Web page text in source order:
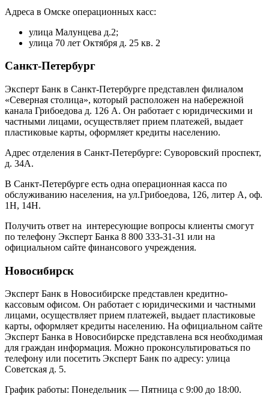
Адреса в Омске операционных касс:
улица Малунцева д.2;
улица 70 лет Октября д. 25 кв. 2
Санкт-Петербург
Эксперт Банк в Санкт-Петербурге представлен филиалом
«Северная столица», который расположен на набережной
канала Грибоедова д. 126 А. Он работает с юридическими и
частными лицами, осуществляет прием платежей, выдает
пластиковые карты, оформляет кредиты населению.
Адрес отделения в Санкт-Петербурге: Суворовский проспект,
д. 34А.
В Санкт-Петербурге есть одна операционная касса по
обслуживанию населения, на ул.Грибоедова, 126, литер А, оф.
1Н, 14Н.
Получить ответ на интересующие вопросы клиенты смогут
по телефону Эксперт Банка 8 800 333-31-31 или на
официальном сайте финансового учреждения.
Новосибирск
Эксперт Банк в Новосибирске представлен кредитно-
кассовым офисом. Он работает с юридическими и частными
лицами, осуществляет прием платежей, выдает пластиковые
карты, оформляет кредиты населению. На официальном сайте
Эксперт Банка в Новосибирске представлена вся необходимая
для граждан информация. Можно проконсультироваться по
телефону или посетить Эксперт Банк по адресу: улица
Советская д. 5.
График работы: Понедельник — Пятница с 9:00 до 18:00.